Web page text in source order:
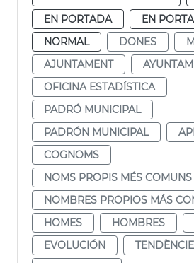
EN PORTADA
EN
NORMAL
DONES
AJUNTAMENT
OFICINA ESTADÍSTICA
PADRÓ MUNICIPAL
PADRÓN MUNICIPAL
COGNOMS
NOMS PROPIS MÉS COMUNS
NOMBRES PROPIOS MÁS
HOMES
HOMBRES
EVOLUCIÓN